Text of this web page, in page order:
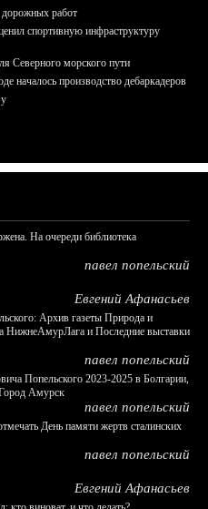
работ
спортивную инфраструктуру
Северного морского пути
началось производство дебаркадеров
На очереди библиотека
павел попельский
Евгений Афанасьев
Архив газеты Природа и
НижнеАмурЛага и Последние выставки
павел попельский
Попельского 2023-2025 в Болгарии,
Амурск
павел попельский
День памяти жертв сталинских
павел попельский
Евгений Афанасьев